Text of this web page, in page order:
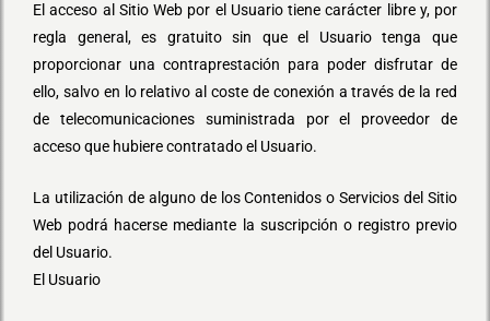
El acceso al Sitio Web por el Usuario tiene carácter libre y, por
regla general, es gratuito sin que el Usuario tenga que
proporcionar una contraprestación para poder disfrutar de
ello, salvo en lo relativo al coste de conexión a través de la red
de telecomunicaciones suministrada por el proveedor de
acceso que hubiere contratado el Usuario.
La utilización de alguno de los Contenidos o Servicios del Sitio
Web podrá hacerse mediante la suscripción o registro previo
del Usuario.
El Usuario